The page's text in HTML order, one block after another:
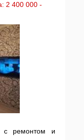
2 400 000 -
с ремонтом и